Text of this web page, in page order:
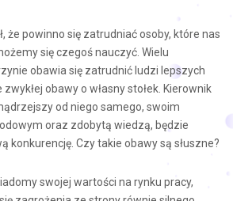
że powinno się zatrudniać osoby, które nas
się czegoś nauczyć. Wielu
obawia się zatrudnić ludzi lepszych
obawy o własny stołek. Kierownik
od niego samego, swoim
oraz zdobytą wiedzą, będzie
konkurencję. Czy takie obawy są słuszne?
swojej wartości na rynku pracy,